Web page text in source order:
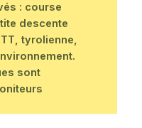
: course
descente
tyrolienne,
sont